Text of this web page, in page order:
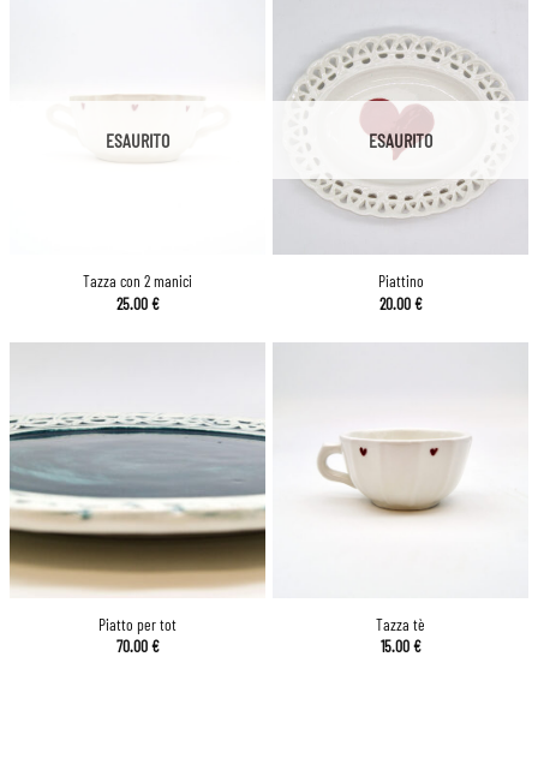
ESAURITO
Tazza con 2 manici
25.00€
ESAURITO
Piattino
20.00€
Piatto per tot
70.00€
Tazza tè
15.00€